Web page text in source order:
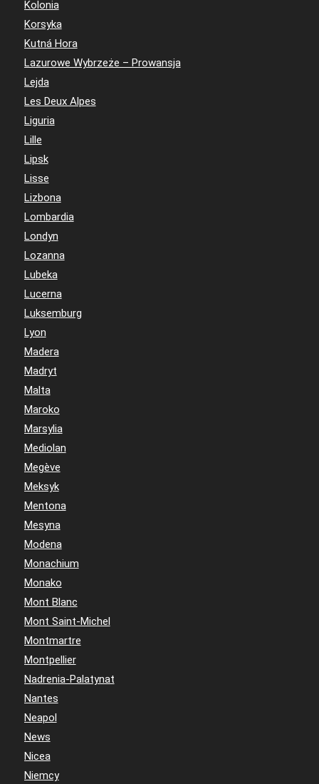
Kolonia
Korsyka
Kutná Hora
Lazurowe Wybrzeże – Prowansja
Lejda
Les Deux Alpes
Liguria
Lille
Lipsk
Lisse
Lizbona
Lombardia
Londyn
Lozanna
Lubeka
Lucerna
Luksemburg
Lyon
Madera
Madryt
Malta
Maroko
Marsylia
Mediolan
Megève
Meksyk
Mentona
Mesyna
Modena
Monachium
Monako
Mont Blanc
Mont Saint-Michel
Montmartre
Montpellier
Nadrenia-Palatynat
Nantes
Neapol
News
Nicea
Niemcy